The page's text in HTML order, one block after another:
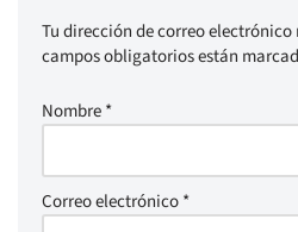
Tu dirección de correo
campos obligatorios están
Nombre*
Correo electrónico*